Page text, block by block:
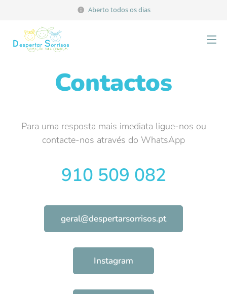
Aberto todos os dias
Contactos
Para uma resposta mais imediata ligue-nos ou
contacte-nos através do WhatsApp
910 509 082
geral@despertarsorrisos.pt
Instagram